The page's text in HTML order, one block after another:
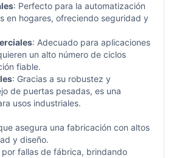
: Perfecto para la automatización
en hogares, ofreciendo seguridad y
: Adecuado para aplicaciones
un alto número de ciclos
fiable.
: Gracias a su robustez y
de puertas pesadas, es una
usos industriales.
asegura una fabricación con altos
y diseño.
por fallas de fábrica, brindando